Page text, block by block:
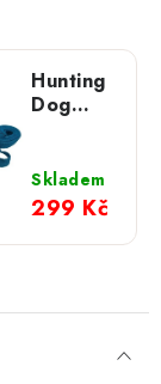
Hunting
Dog
nylonové
tyrkysové
Skladem
299 Kč